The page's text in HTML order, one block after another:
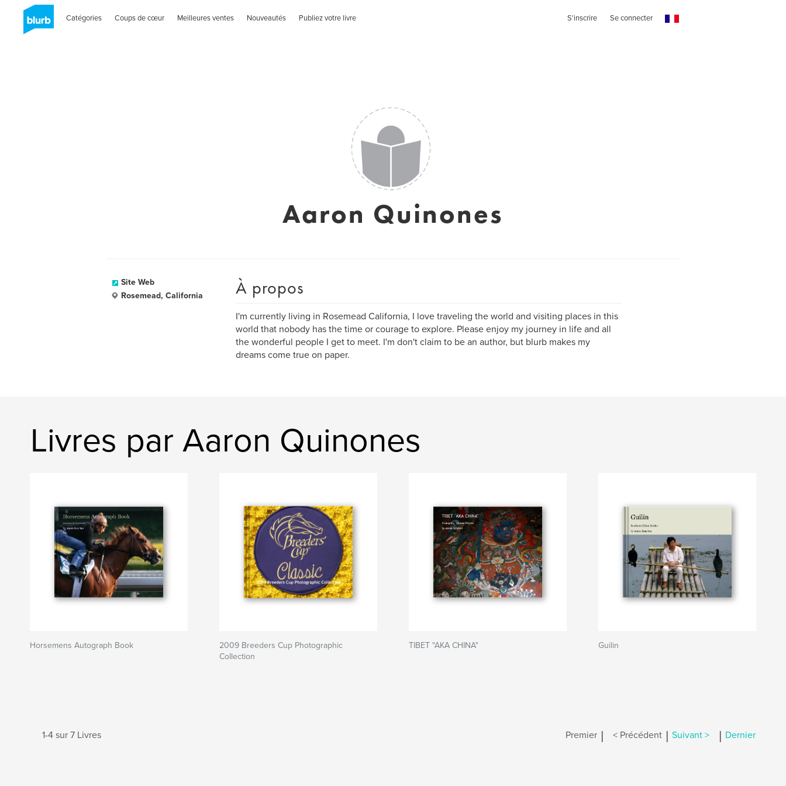
Catégories Coups de cœur Meilleures ventes Nouveautés Publiez votre livre S'inscrire Se connecter
Aaron Quinones
Site Web
Rosemead, California
À propos
I'm currently living in Rosemead California, I love traveling the world and visiting places in this
world that nobody has the time or courage to explore. Please enjoy my journey in life and all
the wonderful people I get to meet. I'm don't claim to be an author, but blurb makes my
dreams come true on paper.
Livres par Aaron Quinones
Horsemens Autograph Book
2009 Breeders Cup Photographic
Collection
TIBET "AKA CHINA" Guilin
1-4 sur 7 Livres Premier | < Précédent | Suivant > | Dernier